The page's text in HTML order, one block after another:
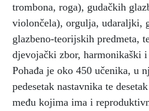
trombona, roga), gudačkih
violončela), orgulja, udaraljki,
glazbeno-teorijskih predmeta,
djevojački zbor, harmonikaški i
Pohađa je oko 450 učenika, u
pedesetak nastavnika te
među kojima ima i